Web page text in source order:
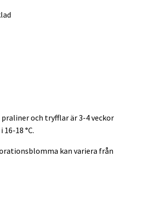
och tryfflar är 3-4 veckor
18 °C.
kan variera från